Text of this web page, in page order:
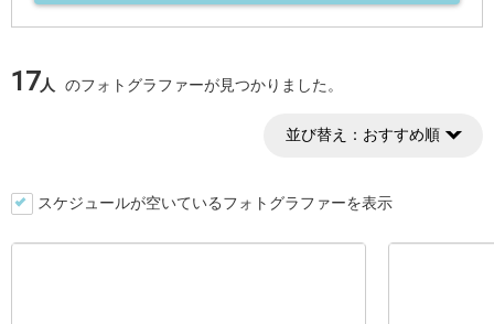
17人 のフォトグラファーが見つかりました。
並び替え： おすすめ順
スケジュールが空いているフォトグラファーを表示